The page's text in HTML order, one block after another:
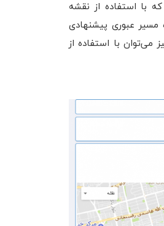
با استفاده از نقشه
مسیر عبوری پیشنهادی
می‌توان با استفاده از